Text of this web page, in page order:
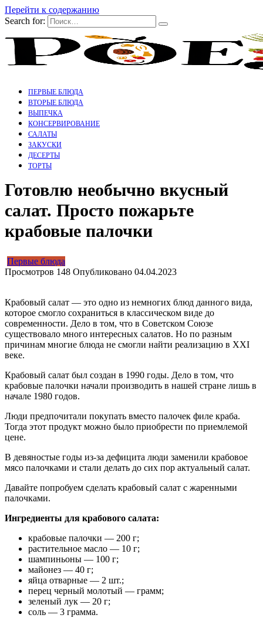
Перейти к содержанию
Search for:
ПЕРВЫЕ БЛЮДА
ВТОРЫЕ БЛЮДА
ВЫПЕЧКА
КОНСЕРВИРОВАНИЕ
САЛАТЫ
ЗАКУСКИ
ДЕСЕРТЫ
ТОРТЫ
Готовлю необычно вкусный
салат. Просто пожарьте
крабовые палочки
Первые блюда
Просмотров 148 Опубликовано 04.04.2023
Крабовый салат — это одно из немногих блюд данного вида,
которое смогло сохраниться в классическом виде до
современности. Дело в том, что в Советском Союзе
существовало много интересных салатов. Но по разным
причинам многие блюда не смогли найти реализацию в XXI
веке.
Крабовый салат был создан в 1990 годы. Дело в том, что
крабовые палочки начали производить в нашей стране лишь в
начале 1980 годов.
Люди предпочитали покупать вместо палочек филе краба.
Тогда этот продукт можно было приобрести по приемлемой
цене.
В девяностые годы из-за дефицита люди заменили крабовое
мясо палочками и стали делать до сих пор актуальный салат.
Давайте попробуем сделать крабовый салат с жаренными
палочками.
Ингредиенты для крабового салата:
крабовые палочки — 200 г;
растительное масло — 10 г;
шампиньоны — 100 г;
майонез — 40 г;
яйца отварные — 2 шт.;
перец черный молотый — грамм;
зеленый лук — 20 г;
соль — 3 грамма.